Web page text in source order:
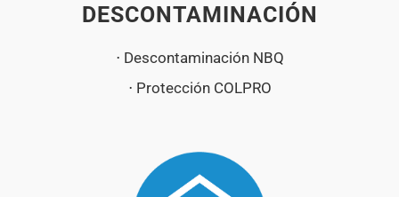
DESCONTAMINACIÓN
⋅ Descontaminación NBQ
⋅ Protección COLPRO